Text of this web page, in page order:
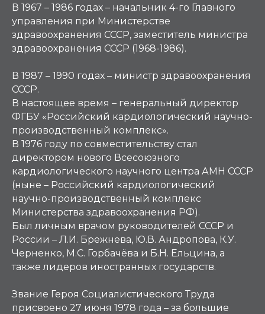
В 1967 – 1986 годах – начальник 4-го Главного
управления при Министерстве
здравоохранения СССР, заместитель министра
здравоохранения СССР (1968-1986).
В 1987 – 1990 годах – министр здравоохранения
СССР.
В настоящее время – генеральный директор
ФГБУ «Российский кардиологический научно-
производственный комплекс».
В 1976 году по совместительству стал
директором нового Всесоюзного
кардиологического научного центра АМН СССР
(ныне – Российский кардиологический
научно-производственный комплекс
Министерства здравоохранения РФ).
Был личным врачом руководителей СССР и
России – Л.И. Брежнева, Ю.В. Андропова, К.У.
Черненко, М.С. Горбачёва и Б.Н. Ельцина, а
также лидеров иностранных государств.
Звание Героя Социалистического Труда
присвоено 27 июня 1978 года – за большие